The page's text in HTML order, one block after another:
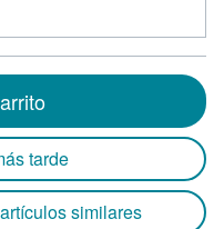
tarde
similares